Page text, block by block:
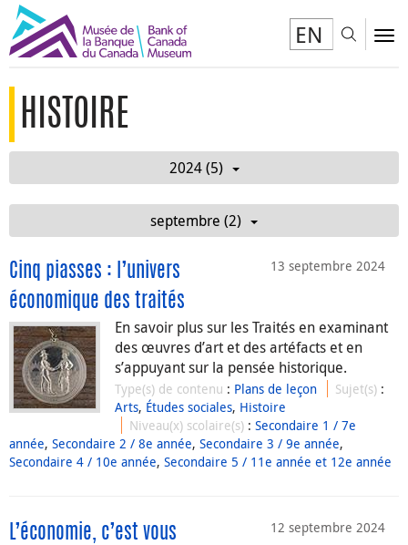
EN
HISTOIRE
2024 (5)
septembre (2)
13 septembre 2024
Cinq piasses : l’univers
économique des traités
En savoir plus sur les Traités en examinant
des œuvres d’art et des artéfacts et en
s’appuyant sur la pensée historique.
Type(s) de contenu : Plans de leçon Sujet(s) :
Arts, Études sociales, Histoire
Niveau(x) scolaire(s) :Secondaire 1 / 7e
année, Secondaire 2 / 8e année, Secondaire 3 / 9e année,
Secondaire 4 / 10e année, Secondaire 5 / 11e année et 12e année
12 septembre 2024
L’économie, c’est vous